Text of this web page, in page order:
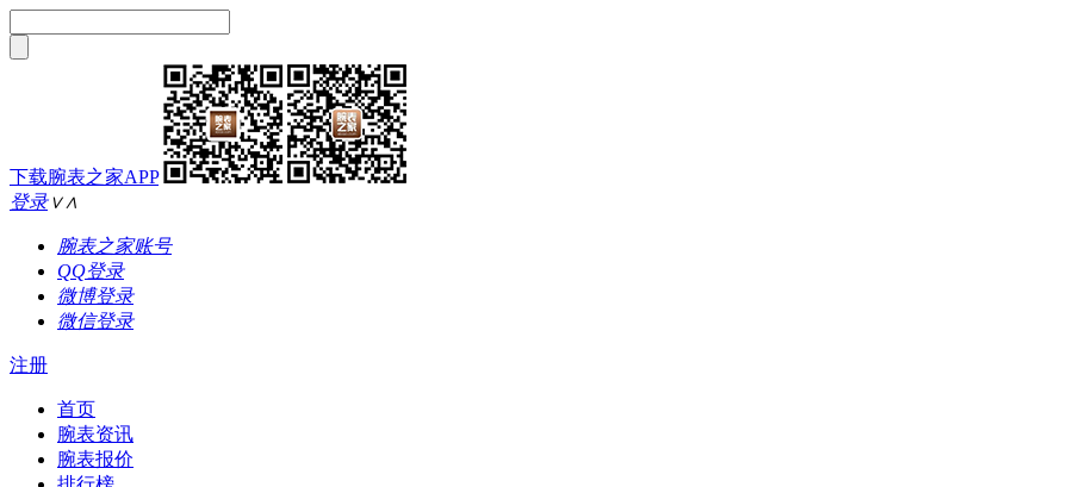
下载腕表之家APP
登录∨∧
腕表之家账号
QQ登录
微博登录
微信登录
注册
首页
腕表资讯
腕表报价